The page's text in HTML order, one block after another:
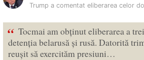
Trump a comentat eliberarea celor
“ Tocmai am obținut eliberarea a
detenția belarusă și rusă. Datorită
reușit să exercităm presiuni…